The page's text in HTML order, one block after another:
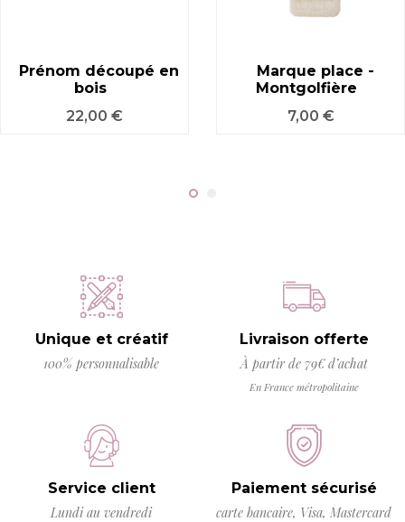
Prénom découpé en
bois
Prix
22,00 €
Marque place -
Montgolfière
Prix
7,00 €
Unique et créatif
100% personnalisable
Livraison offerte
À partir de 79€ d’achat
En France métropolitaine
Service client
Lundi au vendredi
Paiement sécurisé
carte bancaire, Visa, Mastercard